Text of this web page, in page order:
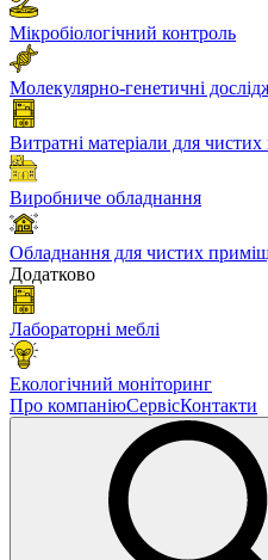
Мікробіологічний контроль
Молекулярно-генетичні
Витратні матеріали для
Виробниче обладнання
Обладнання для чистих
Додатково
Лабораторні меблі
Екологічний моніторинг
Про компаніюСервісКонтакти